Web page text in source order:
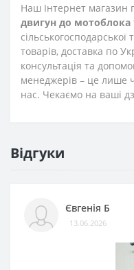
Наш Інтернет магазин
двигун до мотоблока
товарів, доставка по
консультація та
менеджерів – це лише
нас. Чекаємо на ваші
Відгуки
Євгенія Б
13.06.2026